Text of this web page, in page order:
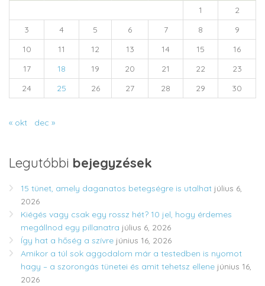
1
2
3
4 5 6 7 8
9
10
11 12 13 14 15
16
17
18 19 20 21 22
23
24
25 26 27 28 29 30
« okt dec »
Legutóbbi bejegyzések
15 tünet, amely daganatos betegségre is utalhat július 6,
2026
Kiégés vagy csak egy rossz hét? 10 jel, hogy érdemes
megállnod egy pillanatra július 6, 2026
Így hat a hőség a szívre június 16, 2026
Amikor a túl sok aggodalom már a testedben is nyomot
hagy – a szorongás tünetei és amit tehetsz ellene június 16,
2026